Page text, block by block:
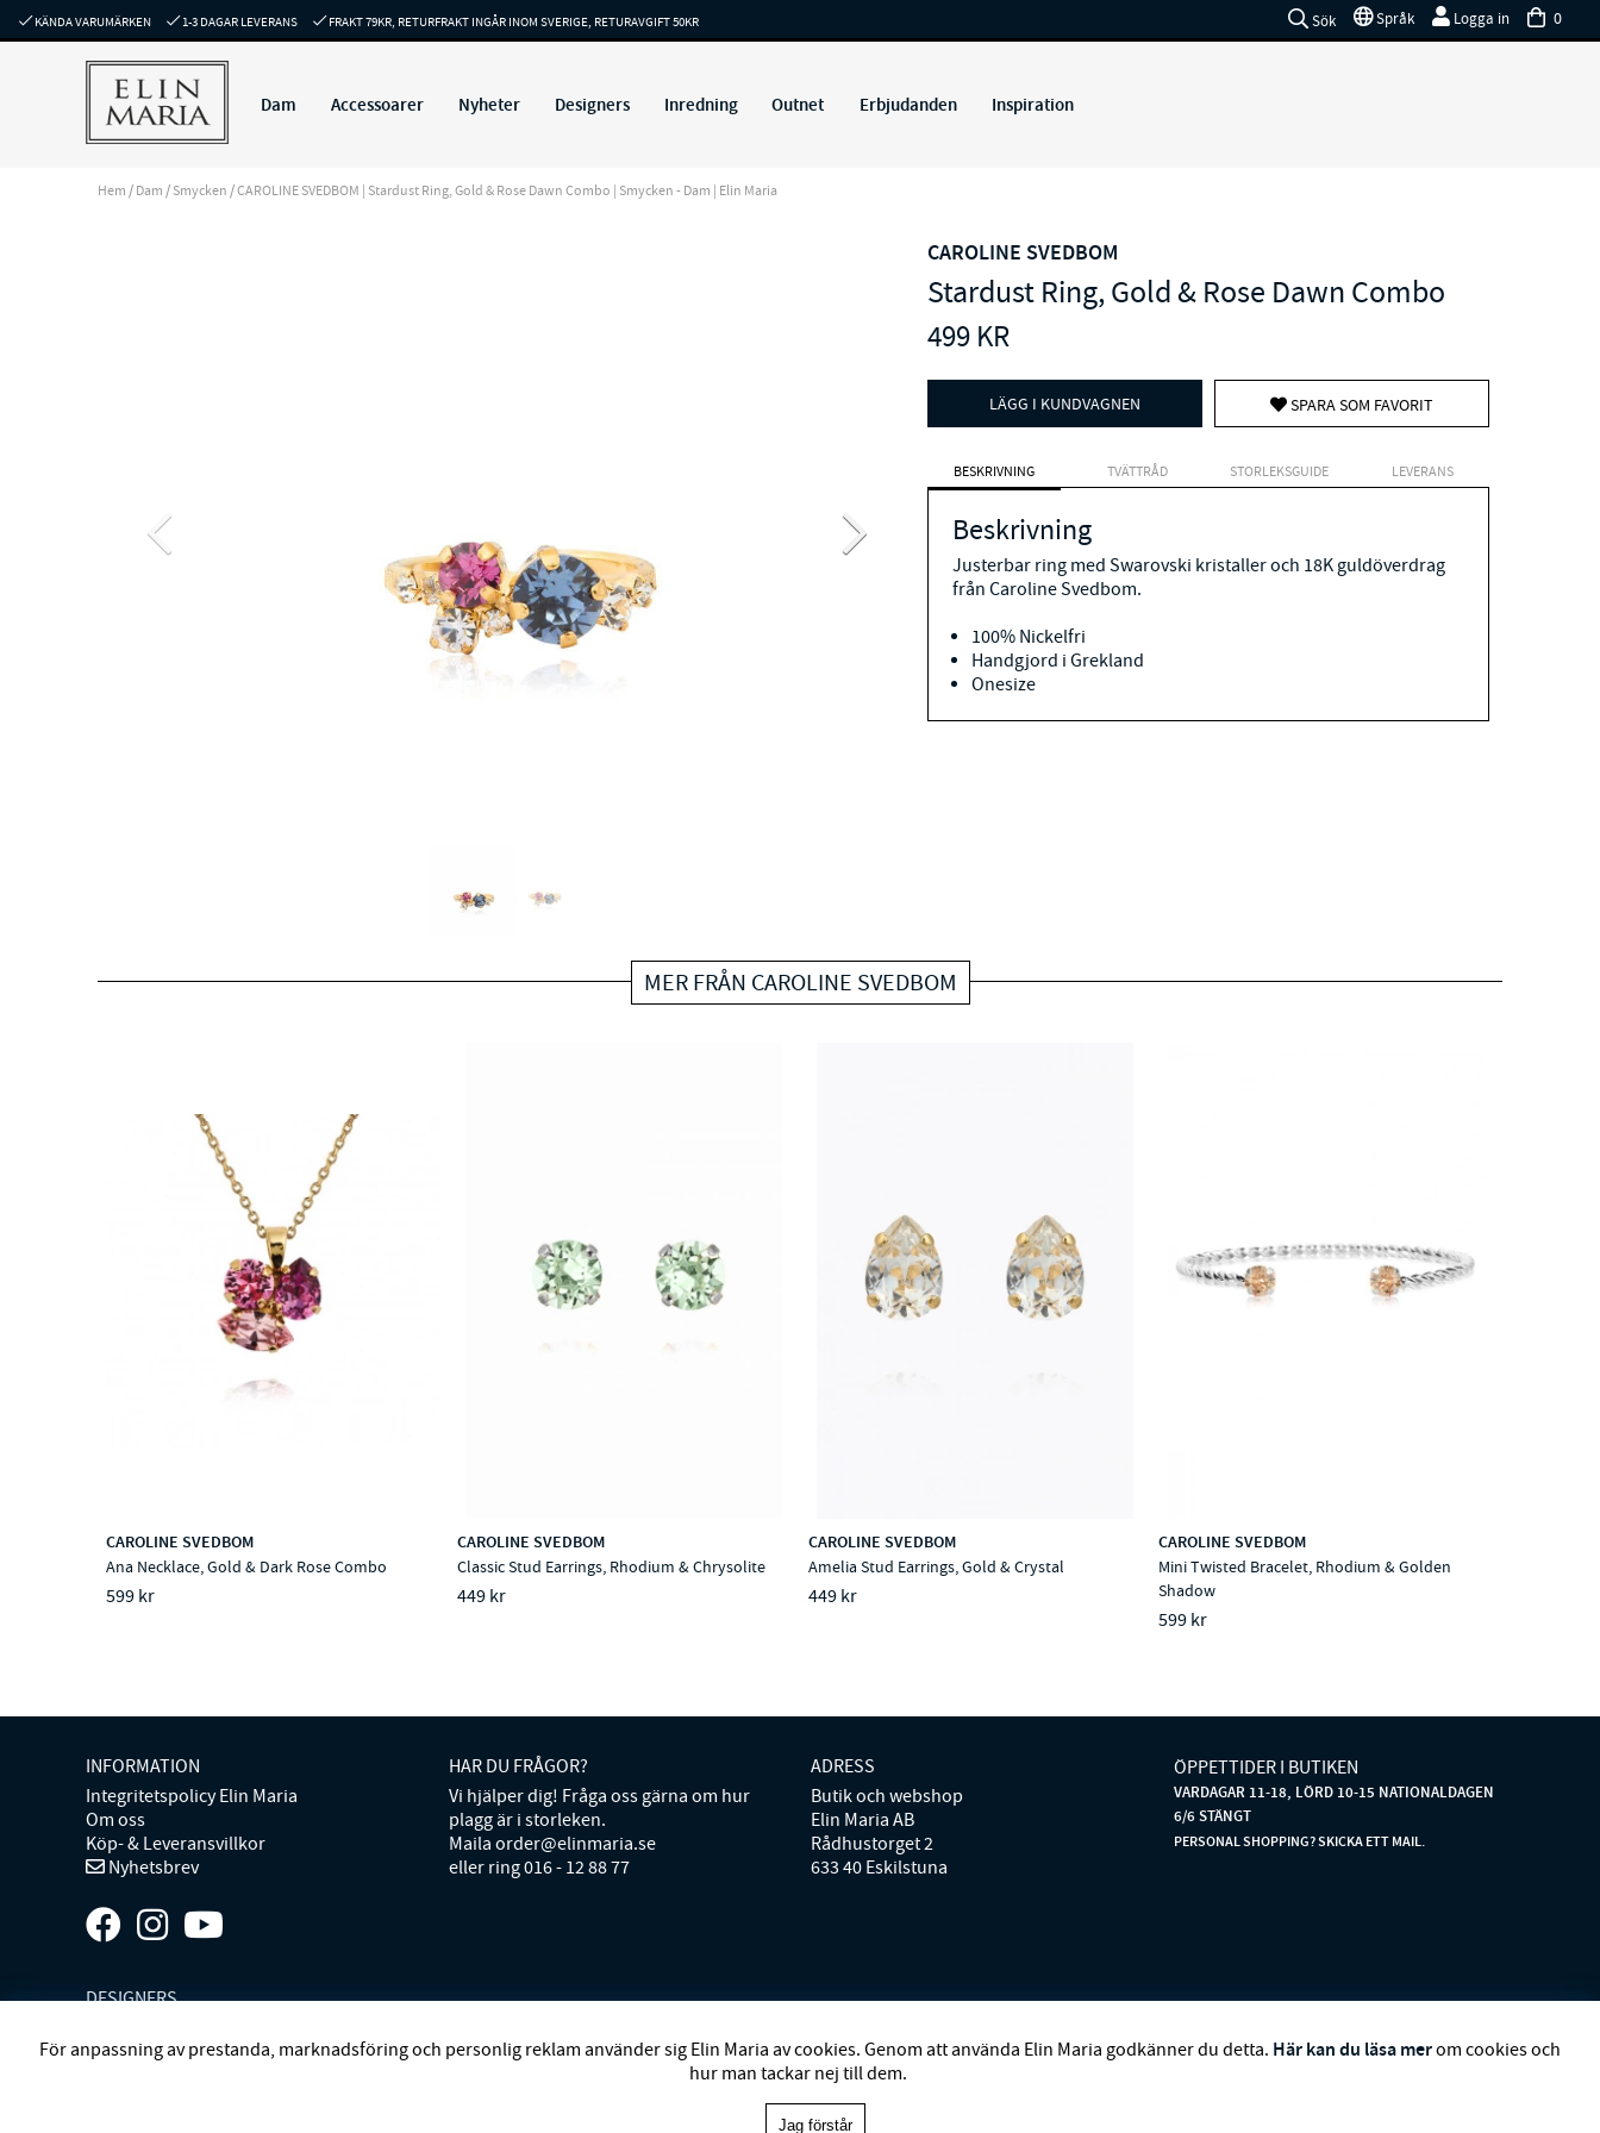
KÄNDA VARUMÄRKEN 1-3 DAGAR LEVERANS FRAKT 79KR, RETURFRAKT INGÅR INOM SVERIGE, RETURAVGIFT 50KR 0
Logga in
Språk
Sök
Dam Accessoarer Nyheter Designers Inredning Outnet Erbjudanden Inspiration
Hem /Dam /Smycken /CAROLINE SVEDBOM | Stardust Ring, Gold & Rose Dawn Combo | Smycken - Dam | Elin Maria
CAROLINE SVEDBOM
Stardust Ring, Gold & Rose Dawn Combo
499KR
LÄGG I KUNDVAGNEN SPARA SOM FAVORIT
BESKRIVNING TVÄTTRÅD STORLEKSGUIDE LEVERANS
Beskrivning
Justerbar ring med Swarovski kristaller och 18K guldöverdrag
från Caroline Svedbom.
100% Nickelfri
Handgjord i Grekland
Onesize
MER FRÅN CAROLINE SVEDBOM
CAROLINE SVEDBOM
Ana Necklace, Gold & Dark Rose Combo
599 kr
CAROLINE SVEDBOM
Classic Stud Earrings, Rhodium & Chrysolite
449 kr
CAROLINE SVEDBOM
Amelia Stud Earrings, Gold & Crystal
449 kr
CAROLINE SVEDBOM
Mini Twisted Bracelet, Rhodium & Golden
Shadow
599 kr
INFORMATION
Integritetspolicy Elin Maria
Om oss
Köp- & Leveransvillkor
Nyhetsbrev
HAR DU FRÅGOR?
Vi hjälper dig! Fråga oss gärna om hur
plagg är i storleken.
Maila order@elinmaria.se
eller ring 016 - 12 88 77
ADRESS
Butik och webshop
Elin Maria AB
Rådhustorget 2
633 40 Eskilstuna
ÖPPETTIDER I BUTIKEN
VARDAGAR 11-18, LÖRD 10-15 NATIONALDAGEN
6/6 STÄNGT
PERSONAL SHOPPING? SKICKA ETT MAIL.
DESIGNERS
ELIN ET ACC ELIN MARIA STUDIO FIVEUNITS GANT GAUHAR HELSINKI GOSSIA GRIDELLI HENRY DEAN HOME HOLLIES STOCKHOLM LAUREN RALPH LAUREN MALINA
NORDAN HOME NÜMPH POLO RALPH LAUREN
För anpassning av prestanda, marknadsföring och personlig reklam använder sig Elin Maria av cookies. Genom att använda Elin Maria godkänner du detta. Här kan du läsa merom cookies och
hur man tackar nej till dem.
Jag förstår